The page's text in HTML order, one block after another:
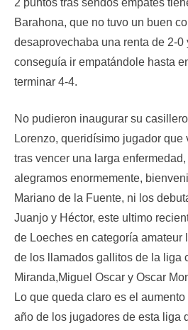
Barahona, que no tuvo un buen
desaprovechaba una renta de 2-
conseguía ir empatándole hasta
terminar 4-4.
No pudieron inaugurar su
Lorenzo, queridísimo jugador
tras vencer una larga
alegramos enormemente,
Mariano de la Fuente, ni los
Juanjo y Héctor, este ultimo
de Loeches en categoría amateur
de los llamados gallitos de la liga
Miranda,Miguel Oscar y Oscar
Lo que queda claro es el
año de los jugadores de esta liga